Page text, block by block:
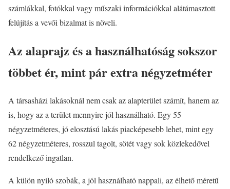
számlákkal, fotókkal vagy műszaki információkkal alátámasztott
felújítás a vevői bizalmat is növeli.
Az alaprajz és a használhatóság sokszor
többet ér, mint pár extra négyzetméter
A társasházi lakásoknál nem csak az alapterület számít, hanem az
is, hogy az a terület mennyire jól használható. Egy 55
négyzetméteres, jó elosztású lakás piacképesebb lehet, mint egy
62 négyzetméteres, rosszul tagolt, sötét vagy sok közlekedővel
rendelkező ingatlan.
A külön nyíló szobák, a jól használható nappali, az élhető méretű